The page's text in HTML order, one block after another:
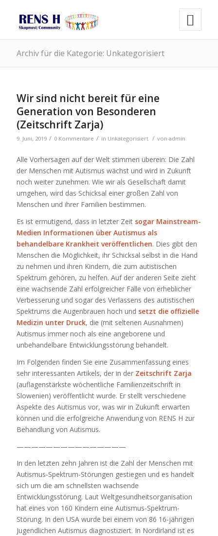
Archiv für die Kategorie: Unkategorisiert
Wir sind nicht bereit für eine
Generation von Besonderen
(Zeitschrift Zarja)
9. Juni, 2019 / 0 Kommentare / in Unkategorisiert / von admin
Alle Vorhersagen auf der Welt stimmen überein: Die Zahl
der Menschen mit Autismus wächst und wird in Zukunft
noch weiter zunehmen. Wie wir als Gesellschaft damit
umgehen, wird das Schicksal einer großen Zahl von
Menschen und ihrer Familien bestimmen.
Es ist ermutigend, dass in letzter Zeit sogar Mainstream-
Medien Informationen über Autismus als
behandelbare Krankheit veröffentlichen. Dies gibt den
Menschen die Möglichkeit, ihr Schicksal selbst in die Hand
zu nehmen und ihren Kindern, die zum autistischen
Spektrum gehören, zu helfen. Auf der anderen Seite zieht
eine wachsende Zahl erfolgreicher Fälle von erheblicher
Verbesserung und sogar des Verlassens des autistischen
Spektrums die Augenbrauen hoch und setzt die offizielle
Medizin unter Druck, die (mit seltenen Ausnahmen)
Autismus immer noch als eine angeborene und
unbehandelbare Entwicklungsstörung behandelt.
Im Folgenden finden Sie eine Zusammenfassung eines
sehr interessanten Artikels, der in der Zeitschrift Zarja
(auflagenstärkste wöchentliche Familienzeitschrift in
Slowenien) veröffentlicht wurde. Er stellt verschiedene
Aspekte des Autismus vor, was wir in Zukunft erwarten
können und die erfolgreiche Anwendung von RENS H zur
Behandlung von Autismus.
———————————————
In den letzten zehn Jahren ist die Zahl der Menschen mit
Autismus-Spektrum-Störungen gestiegen und es handelt
sich um die am schnellsten wachsende
Entwicklungsstörung. Laut Weltgesundheitsorganisation
hat eines von 160 Kindern eine Autismus-Spektrum-
Störung. In den USA wurde bei einem von 86 16-jährigen
Jugendlichen Autismus diagnostiziert. In Nordirland ist es